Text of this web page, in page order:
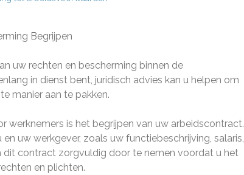
Begrijpen
uw rechten en bescherming binnen de
in dienst bent, juridisch advies kan u helpen om
manier aan te pakken.
werknemers is het begrijpen van uw arbeidscontract.
uw werkgever, zoals uw functiebeschrijving, salaris,
dit contract zorgvuldig door te nemen voordat u het
en plichten.